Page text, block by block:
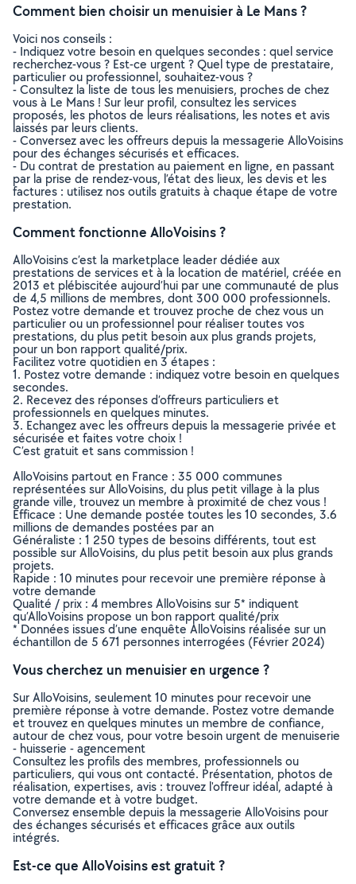
Comment bien choisir un menuisier à Le Mans ?
Voici nos conseils :
- Indiquez votre besoin en quelques secondes : quel service
recherchez-vous ? Est-ce urgent ? Quel type de prestataire,
particulier ou professionnel, souhaitez-vous ?
- Consultez la liste de tous les menuisiers, proches de chez
vous à Le Mans ! Sur leur profil, consultez les services
proposés, les photos de leurs réalisations, les notes et avis
laissés par leurs clients.
- Conversez avec les offreurs depuis la messagerie AlloVoisins
pour des échanges sécurisés et efficaces.
- Du contrat de prestation au paiement en ligne, en passant
par la prise de rendez-vous, l’état des lieux, les devis et les
factures : utilisez nos outils gratuits à chaque étape de votre
prestation.
Comment fonctionne AlloVoisins ?
AlloVoisins c’est la marketplace leader dédiée aux
prestations de services et à la location de matériel, créée en
2013 et plébiscitée aujourd’hui par une communauté de plus
de 4,5 millions de membres, dont 300 000 professionnels.
Postez votre demande et trouvez proche de chez vous un
particulier ou un professionnel pour réaliser toutes vos
prestations, du plus petit besoin aux plus grands projets,
pour un bon rapport qualité/prix.
Facilitez votre quotidien en 3 étapes :
1. Postez votre demande : indiquez votre besoin en quelques
secondes.
2. Recevez des réponses d’offreurs particuliers et
professionnels en quelques minutes.
3. Echangez avec les offreurs depuis la messagerie privée et
sécurisée et faites votre choix !
C’est gratuit et sans commission !
AlloVoisins partout en France : 35 000 communes
représentées sur AlloVoisins, du plus petit village à la plus
grande ville, trouvez un membre à proximité de chez vous !
Efficace : Une demande postée toutes les 10 secondes, 3.6
millions de demandes postées par an
Généraliste : 1 250 types de besoins différents, tout est
possible sur AlloVoisins, du plus petit besoin aux plus grands
projets.
Rapide : 10 minutes pour recevoir une première réponse à
votre demande
Qualité / prix : 4 membres AlloVoisins sur 5* indiquent
qu’AlloVoisins propose un bon rapport qualité/prix
* Données issues d’une enquête AlloVoisins réalisée sur un
échantillon de 5 671 personnes interrogées (Février 2024)
Vous cherchez un menuisier en urgence ?
Sur AlloVoisins, seulement 10 minutes pour recevoir une
première réponse à votre demande. Postez votre demande
et trouvez en quelques minutes un membre de confiance,
autour de chez vous, pour votre besoin urgent de menuiserie
- huisserie - agencement
Consultez les profils des membres, professionnels ou
particuliers, qui vous ont contacté. Présentation, photos de
réalisation, expertises, avis : trouvez l'offreur idéal, adapté à
votre demande et à votre budget.
Conversez ensemble depuis la messagerie AlloVoisins pour
des échanges sécurisés et efficaces grâce aux outils
intégrés.
Est-ce que AlloVoisins est gratuit ?